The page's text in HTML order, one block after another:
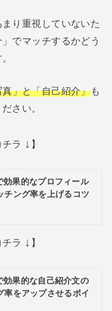
り重視していないた
でマッチするかどう
真」と「自己紹介」も
さい。
ラ ↓ 】
効果的なプロフィール
チング率を上げるコツ
ラ ↓ 】
効果的な自己紹介文の
率をアップさせるポイ